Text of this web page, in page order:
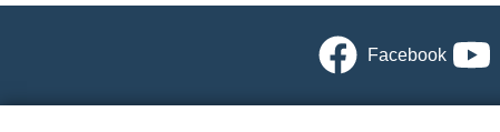
Facebook